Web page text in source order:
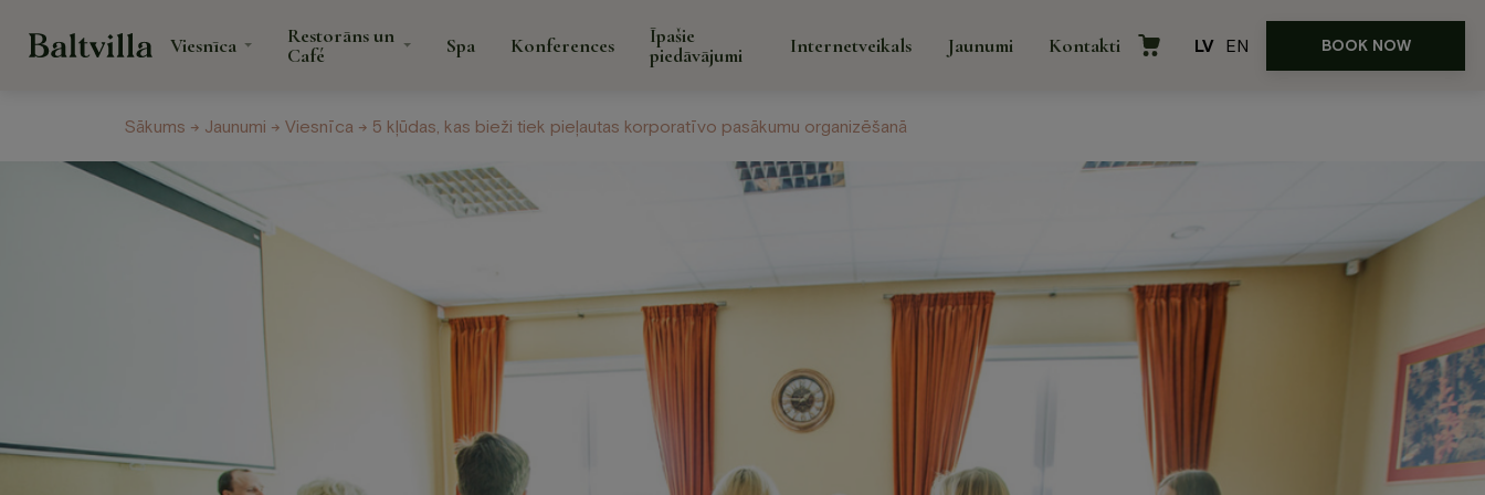
Viesnīca
Restorāns un
Café
Spa Konferences
Īpašie
piedāvājumi
Internetveikals Jaunumi Kontakti LV EN BOOK NOW
Veselības centrs Dāvanu karte Kontakti Internetveikals
Numuri
Restorāns un
Café
Spa
Spa procedūras sejai
Konferences
Sākums → Jaunumi → Viesnīca → 5 kļūdas, kas bieži tiek pieļautas korporatīvo pasākumu organizēšanā